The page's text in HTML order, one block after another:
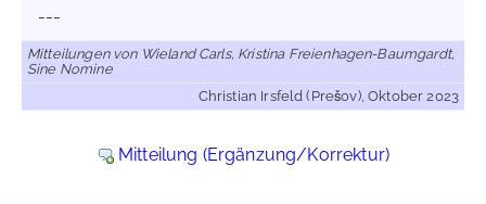
---
Mitteilungen von Wieland Carls, Kristina Freienhagen-Baumgardt,
Sine Nomine
Christian Irsfeld (Prešov), Oktober 2023
Mitteilung (Ergänzung/Korrektur)